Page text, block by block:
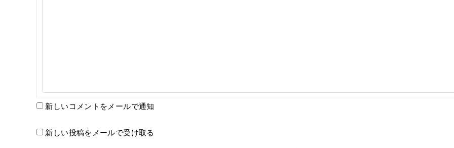
新しいコメントをメールで通知
新しい投稿をメールで受け取る